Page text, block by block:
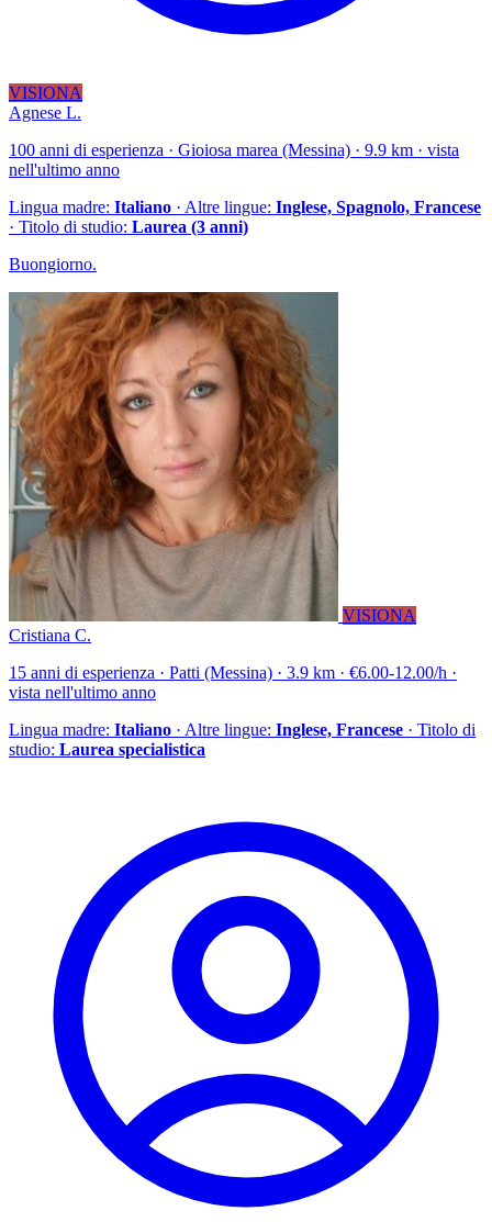
VISIONA
Agnese L.
100 anni di esperienza · Gioiosa marea (Messina) · 9.9 km · vista
nell'ultimo anno
Lingua madre: Italiano · Altre lingue: Inglese, Spagnolo, Francese
· Titolo di studio: Laurea (3 anni)
Buongiorno.
VISIONA
Cristiana C.
15 anni di esperienza · Patti (Messina) · 3.9 km · €6.00-12.00/h ·
vista nell'ultimo anno
Lingua madre: Italiano · Altre lingue: Inglese, Francese · Titolo di
studio: Laurea specialistica